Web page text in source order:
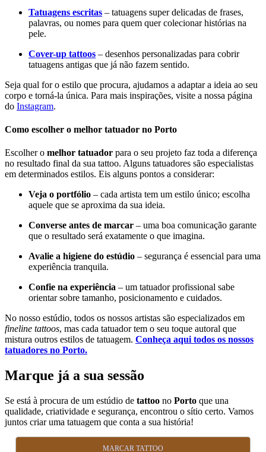
Tatuagens escritas – tatuagens super delicadas de frases,
palavras, ou nomes para quem quer colecionar histórias na
pele.
Cover-up tattoos – desenhos personalizadas para cobrir
tatuagens antigas que já não fazem sentido.
Seja qual for o estilo que procura, ajudamos a adaptar a ideia ao seu
corpo e torná-la única. Para mais inspirações, visite a nossa página
do Instagram.
Como escolher o melhor tatuador no Porto
Escolher o melhor tatuador para o seu projeto faz toda a diferença
no resultado final da sua tattoo. Alguns tatuadores são especialistas
em determinados estilos. Eis alguns pontos a considerar:
Veja o portfólio – cada artista tem um estilo único; escolha
aquele que se aproxima da sua ideia.
Converse antes de marcar – uma boa comunicação garante
que o resultado será exatamente o que imagina.
Avalie a higiene do estúdio – segurança é essencial para uma
experiência tranquila.
Confie na experiência – um tatuador profissional sabe
orientar sobre tamanho, posicionamento e cuidados.
No nosso estúdio, todos os nossos artistas são especializados em
fineline tattoos, mas cada tatuador tem o seu toque autoral que
mistura outros estilos de tatuagem. Conheça aqui todos os nossos
tatuadores no Porto.
Marque já a sua sessão
Se está à procura de um estúdio de tattoo no Porto que una
qualidade, criatividade e segurança, encontrou o sítio certo. Vamos
juntos criar uma tatuagem que conta a sua história!
MARCAR TATTOO